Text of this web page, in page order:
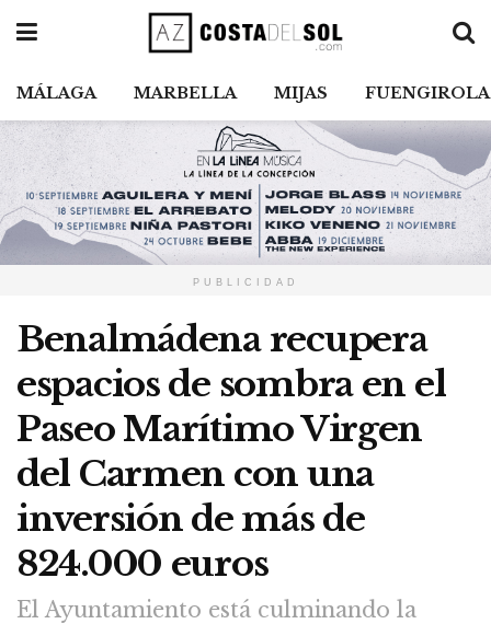
MÁLAGA MARBELLA MIJAS FUENGIROLA
PUBLICIDAD
Benalmádena recupera
espacios de sombra en el
Paseo Marítimo Virgen
del Carmen con una
inversión de más de
824.000 euros
El Ayuntamiento está culminando la